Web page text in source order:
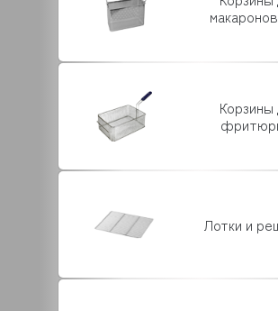
Корзины
Лотки и